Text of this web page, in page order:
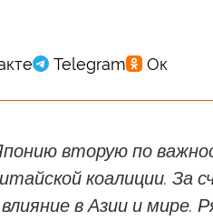
вторую по
коалиции. За
в Азии и мире.